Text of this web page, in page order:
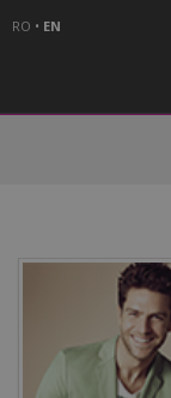
RO • EN